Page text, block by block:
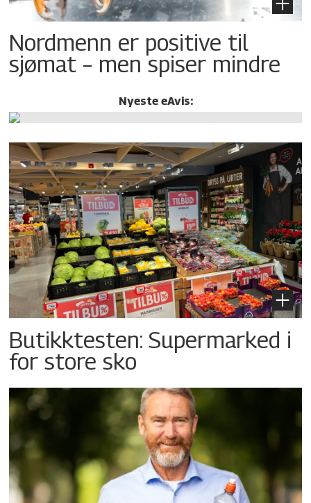
Nordmenn er positive til
sjømat – men spiser mindre
Nyeste eAvis:
Butikktesten: Supermarked i
for store sko